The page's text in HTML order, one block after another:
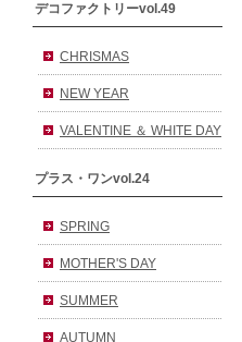
デコファクトリーvol.49
CHRISMAS
NEW YEAR
VALENTINE ＆ WHITE DAY
プラス・ワンvol.24
SPRING
MOTHER'S DAY
SUMMER
AUTUMN